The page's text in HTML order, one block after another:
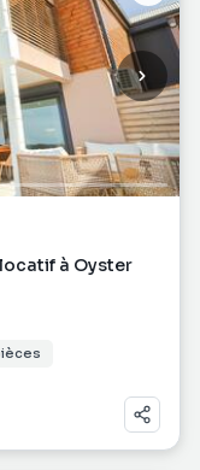
à Oyster